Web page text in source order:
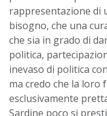
rappresentazione di
bisogno, che una
che sia in grado di
politica,
inevaso di politica
ma credo che la loro
esclusivamente
Sardine poco si